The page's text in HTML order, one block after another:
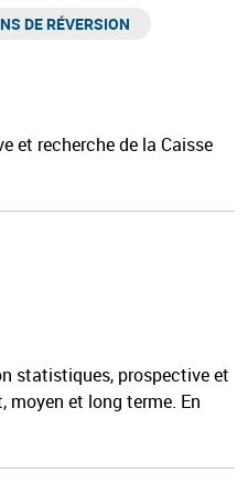
DE RÉVERSION
et recherche de la Caisse
statistiques, prospective et
moyen et long terme. En